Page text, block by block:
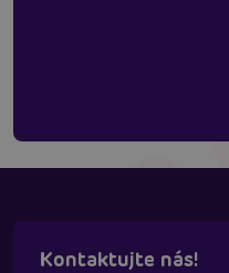
Kontaktujte nás!